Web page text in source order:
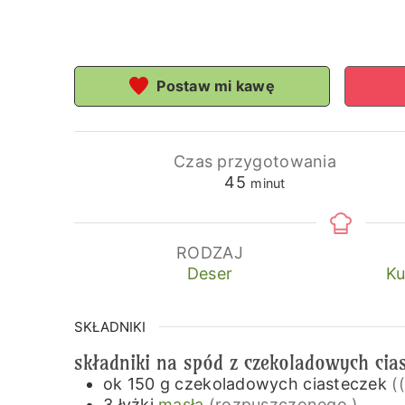
Postaw mi kawę
Czas przygotowania
45minuty
minut
RODZAJ
Deser
SKŁADNIKI
składniki na spód z czekoladowych
ok 150 g czekoladowych ciasteczek